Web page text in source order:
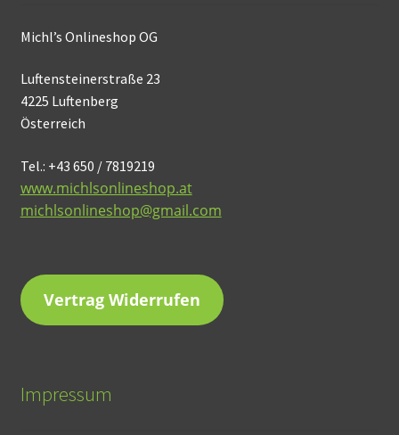
Michl’s Onlineshop OG
Luftensteinerstraße 23
4225 Luftenberg
Österreich
Tel.: +43 650 / 7819219
www.michlsonlineshop.at
michlsonlineshop@gmail.com
Vertrag Widerrufen
Impressum